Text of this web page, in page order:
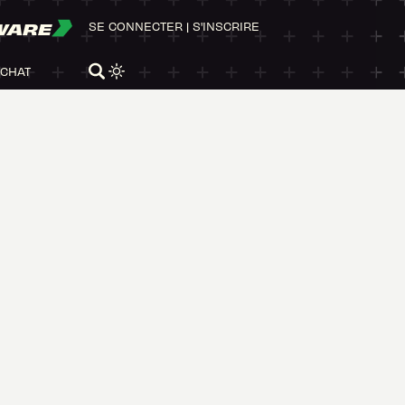
SE CONNECTER | S'INSCRIRE